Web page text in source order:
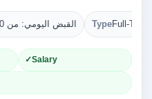
القبض اليومي: من 350 إلى 450 جنيه TypeFull-Time
Salary